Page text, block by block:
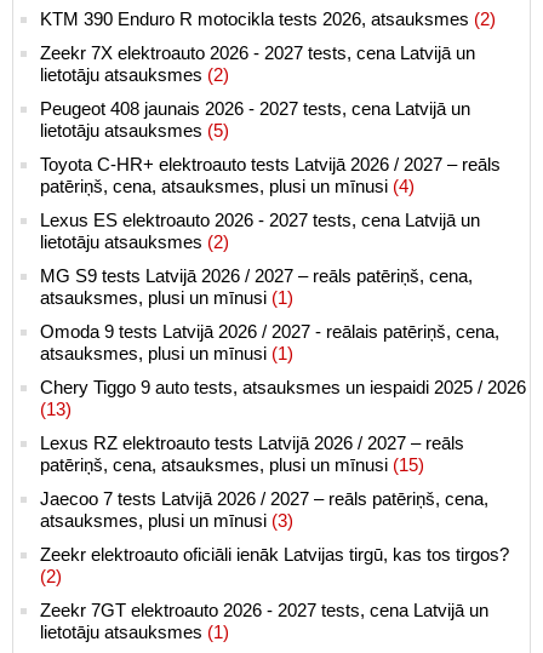
KTM 390 Enduro R motocikla tests 2026, atsauksmes (2)
Zeekr 7X elektroauto 2026 - 2027 tests, cena Latvijā un
lietotāju atsauksmes (2)
Peugeot 408 jaunais 2026 - 2027 tests, cena Latvijā un
lietotāju atsauksmes (5)
Toyota C-HR+ elektroauto tests Latvijā 2026 / 2027 – reāls
patēriņš, cena, atsauksmes, plusi un mīnusi (4)
Lexus ES elektroauto 2026 - 2027 tests, cena Latvijā un
lietotāju atsauksmes (2)
MG S9 tests Latvijā 2026 / 2027 – reāls patēriņš, cena,
atsauksmes, plusi un mīnusi (1)
Omoda 9 tests Latvijā 2026 / 2027 - reālais patēriņš, cena,
atsauksmes, plusi un mīnusi (1)
Chery Tiggo 9 auto tests, atsauksmes un iespaidi 2025 / 2026
(13)
Lexus RZ elektroauto tests Latvijā 2026 / 2027 – reāls
patēriņš, cena, atsauksmes, plusi un mīnusi (15)
Jaecoo 7 tests Latvijā 2026 / 2027 – reāls patēriņš, cena,
atsauksmes, plusi un mīnusi (3)
Zeekr elektroauto oficiāli ienāk Latvijas tirgū, kas tos tirgos?
(2)
Zeekr 7GT elektroauto 2026 - 2027 tests, cena Latvijā un
lietotāju atsauksmes (1)